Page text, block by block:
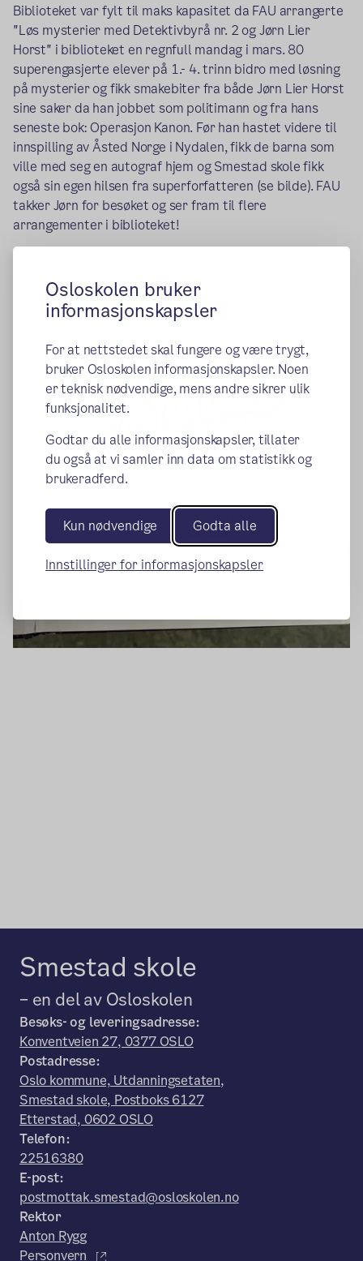
Osloskolen bruker
informasjonskapsler
For at nettstedet skal fungere og være trygt,
bruker Osloskolen informasjonskapsler. Noen
er teknisk nødvendige, mens andre sikrer ulik
funksjonalitet.
Godtar du alle informasjonskapsler, tillater
du også at vi samler inn data om statistikk og
brukeradferd.
Kun nødvendige Godta alle
Innstillinger for informasjonskapsler
Biblioteket var fylt til maks kapasitet da FAU arrangerte
"Løs mysterier med Detektivbyrå nr. 2 og Jørn Lier
Horst" i biblioteket en regnfull mandag i mars. 80
superengasjerte elever på 1.- 4. trinn bidro med løsning
på mysterier og fikk smakebiter fra både Jørn Lier Horst
sine saker da han jobbet som politimann og fra hans
seneste bok: Operasjon Kanon. Før han hastet videre til
innspilling av Åsted Norge i Nydalen, fikk de barna som
ville med seg en autograf hjem og Smestad skole fikk
også sin egen hilsen fra superforfatteren (se bilde). FAU
takker Jørn for besøket og ser fram til flere
arrangementer i biblioteket!
Smestad skole
– en del av Osloskolen
Besøks- og leveringsadresse:
Konventveien 27, 0377 OSLO
Postadresse:
Oslo kommune, Utdanningsetaten,
Smestad skole, Postboks 6127
Etterstad, 0602 OSLO
Telefon:
22516380
E-post:
postmottak.smestad@osloskolen.no
Rektor
Anton Rygg
Personvern